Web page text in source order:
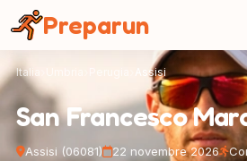
Preparun
Italia Assisi
San Francesco
Assisi (06081) 22 novembre 2026
Pannello di gestione dei cookies